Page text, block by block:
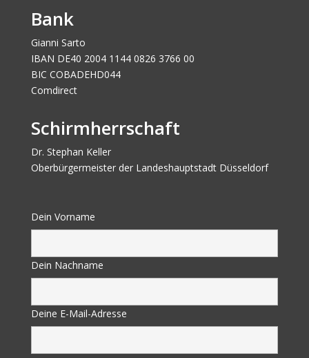
Bank
Gianni Sarto
IBAN DE40 2004 1144 0826 3766 00
BIC COBADEHD044
Comdirect
Schirmherrschaft
Dr. Stephan Keller
Oberbürgermeister der Landeshauptstadt Düsseldorf
Dein Vorname
Dein Nachname
Deine E-Mail-Adresse